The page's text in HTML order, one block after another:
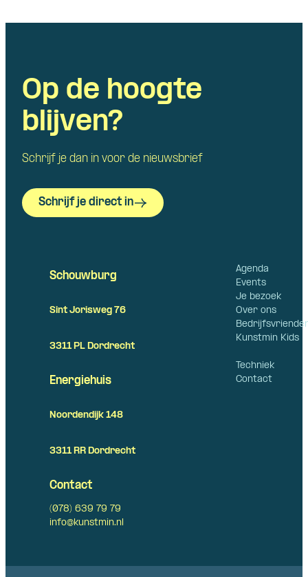
Op de hoogte
blijven?
Schrijf je dan in voor de nieuwsbrief
Schrijf je direct in
Agenda
Events
Je bezoek
Over ons
Kunstmin Kids
Techniek
Contact
Schouwburg
Sint Jorisweg 76
3311 PL Dordrecht
Energiehuis
Noordendijk 148
3311 RR Dordrecht
Contact
(078) 639 79 79
info@kunstmin.nl